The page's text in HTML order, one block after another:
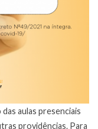
aulas presenciais
providências. Para